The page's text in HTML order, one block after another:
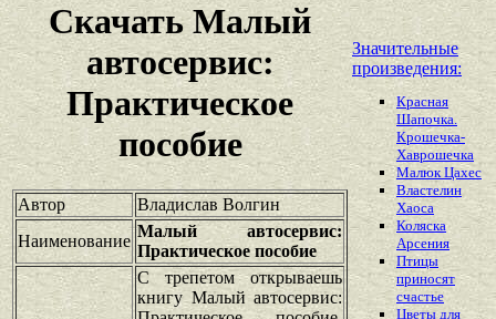
Скачать Малый
автосервис:
Практическое
пособие
Автор
Владислав Волгин
Наименование
Малый автосервис:
Практическое пособие
С трепетом открываешь
книгу Малый автосервис:
Значительные
произведения:
Красная
Шапочка.
Крошечка-
Хаврошечка
Малюк Цахес
Властелин
Хаоса
Коляска
Арсения
Птицы
приносят
счастье
Цветы для